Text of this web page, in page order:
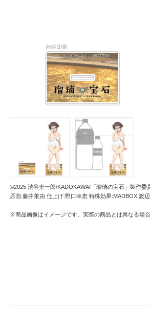
©2025 渋谷圭一郎/KADOKAWA/「瑠璃の宝石」製作委
原画:藤井茉由 仕上げ:野口幸恵 特殊効果:MADBOX 渡
※商品画像はイメージです。実際の商品とは異なる場合